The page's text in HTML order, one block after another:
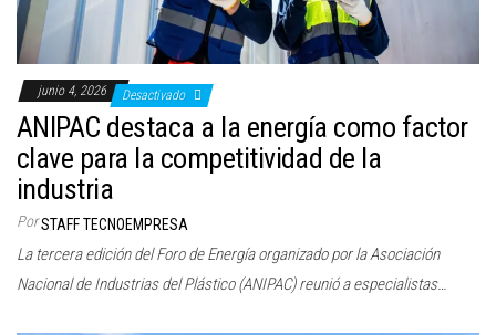
junio 4, 2026 Desactivado
ANIPAC destaca a la energía como factor
clave para la competitividad de la
industria
PorSTAFF TECNOEMPRESA
La tercera edición del Foro de Energía organizado por la Asociación
Nacional de Industrias del Plástico (ANIPAC) reunió a especialistas…